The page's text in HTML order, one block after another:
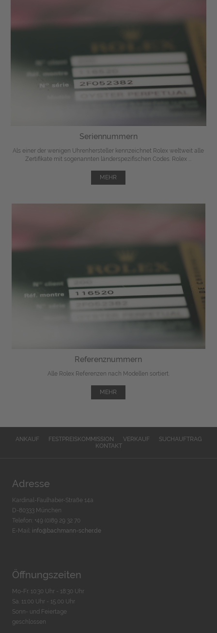
Seriennummern
Als einer der wenigen Uhrenhersteller kennzeichnet Rolex weltweit alle
Zertifikate mit sogenannten länderspezifischen Codes. Rolex ...
MEHR
Referenznummern
Alle Rolex Referenzen nach Modellen sortiert.
MEHR
ANKAUF FESTPREISKOMMISSION VERKAUF
SUCHAUFTRAG
KONTAKT
Adresse
Kardinal-Faulhaber-Straße 14a
D-80333 München
Telefon: +49 (0)89 29 32 70
E-Mail: info@bachmann-scher.de
Öffnungszeiten
Mo-Fr. 10:30 Uhr - 18:30 Uhr
Sa. 11:00 Uhr - 15.00 Uhr
Sonn- und Feiertage
geschlossen